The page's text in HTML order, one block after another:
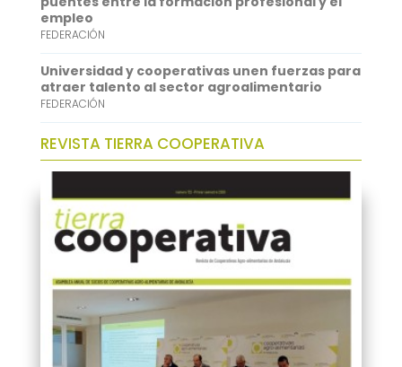
empleo
FEDERACIÓN
Universidad y cooperativas unen fuerzas para
atraer talento al sector agroalimentario
FEDERACIÓN
REVISTA TIERRA COOPERATIVA